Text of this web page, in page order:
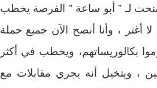
لـ ” أبو ساعة ” الفرصة يخطب
، وأنا أنصح الآن جميع حملة
بكالوريساتهم، ويخطب في أكثر
، ويتخيل أنه يجري مقابلات مع